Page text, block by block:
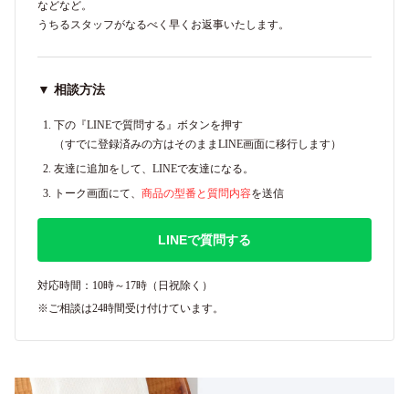
などなど。
うちるスタッフがなるべく早くお返事いたします。
▼ 相談方法
下の『LINEで質問する』ボタンを押す
（すでに登録済みの方はそのままLINE画面に移行します）
友達に追加をして、LINEで友達になる。
トーク画面にて、 商品の型番と質問内容を送信
LINEで質問する
対応時間：10時～17時（日祝除く）
※ご相談は24時間受け付けています。